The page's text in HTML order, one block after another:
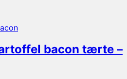
bacon tærte –